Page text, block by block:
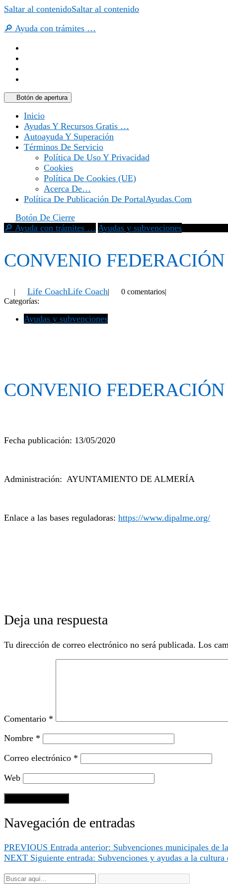
Saltar al contenidoSaltar al contenido
🔎 Ayuda con trámites …
Botón de apertura
Inicio
Ayudas Y Recursos Gratis …
Autoayuda Y Superación
Términos De Servicio
Política De Uso Y Privacidad
Cookies
Política De Cookies (UE)
Acerca De…
Política De Publicación De PortalAyudas.com
Botón De Cierre
🔎 Ayuda con trámites … Ayudas y subvenciones
CONVENIO
| Life CoachLife Coach| 0 comentarios|
Categorías:
Ayudas y subvenciones
CONVENIO
Fecha publicación: 13/05/2020
Administración: AYUNTAMIENTO DE ALMERÍA
Enlace a las bases reguladoras: https://www.dipalme.org/
Deja una respuesta
Tu dirección de correo electrónico no será publicada. Los
Comentario *
Nombre *
Correo electrónico *
Web
Navegación de entradas
PREVIOUS Entrada anterior: Subvenciones municipales de
NEXT Siguiente entrada: Subvenciones y ayudas a la